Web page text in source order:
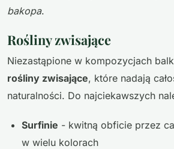
bakopa.
Rośliny zwisające
Niezastąpione w kompozycjach
rośliny zwisające, które nadają
naturalności. Do najciekawszych
Surfinie - kwitną obficie przez
w wielu kolorach